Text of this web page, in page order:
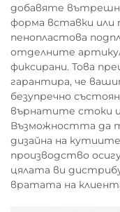
добавяте
форма вставки или
пенопластова
отделните
фиксирани. Това
гарантира, че
безупречно
върнатите стоки
Възможността да
дизайна на
производство
цялата ви
вратата на